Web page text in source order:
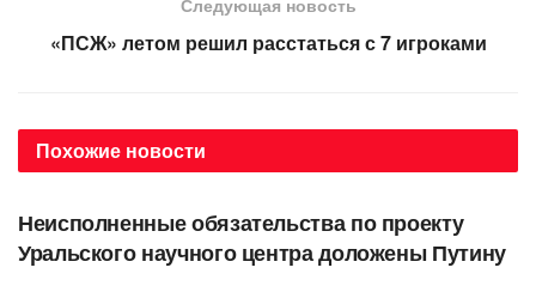
«ПСЖ» летом решил расстаться с 7 игроками
Похожие новости
АВТОРСКОЕ
Неисполненные обязательства по проекту
Уральского научного центра доложены Путину